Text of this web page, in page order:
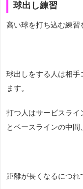
球出し練習
高い球を打ち込む練習
球出しをする人は相手
ます。
打つ人はサービスライ
とベースラインの中間
距離が長くなるにつれ